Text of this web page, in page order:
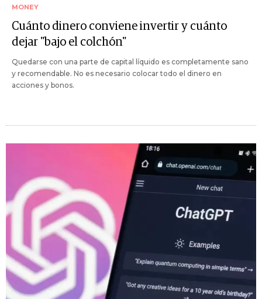
MONEY
Cuánto dinero conviene invertir y cuánto
dejar "bajo el colchón"
Quedarse con una parte de capital líquido es completamente sano
y recomendable. No es necesario colocar todo el dinero en
acciones y bonos.